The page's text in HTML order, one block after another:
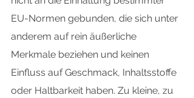
EU-Normen gebunden, die sich unter
anderem auf rein äußerliche
Merkmale beziehen und keinen
Einfluss auf Geschmack, Inhaltsstoffe
oder Haltbarkeit haben. Zu kleine, zu